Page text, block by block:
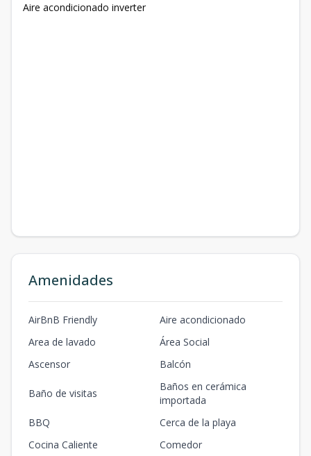
Aire acondicionado inverter
Amenidades
AirBnB Friendly
Aire acondicionado
Area de lavado
Área Social
Ascensor
Balcón
Baño de visitas
Baños en cerámica
importada
BBQ
Cerca de la playa
Cocina Caliente
Comedor